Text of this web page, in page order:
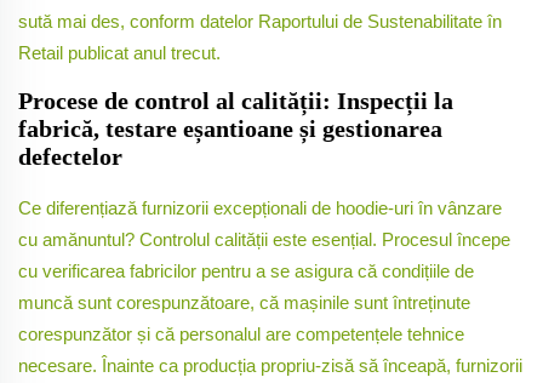
sută mai des, conform datelor Raportului de Sustenabilitate în
Retail publicat anul trecut.
Procese de control al calității: Inspecții la
fabrică, testare eșantioane și gestionarea
defectelor
Ce diferențiază furnizorii excepționali de hoodie-uri în vânzare
cu amănuntul? Controlul calității este esențial. Procesul începe
cu verificarea fabricilor pentru a se asigura că condițiile de
muncă sunt corespunzătoare, că mașinile sunt întreținute
corespunzător și că personalul are competențele tehnice
necesare. Înainte ca producția propriu-zisă să înceapă, furnizorii